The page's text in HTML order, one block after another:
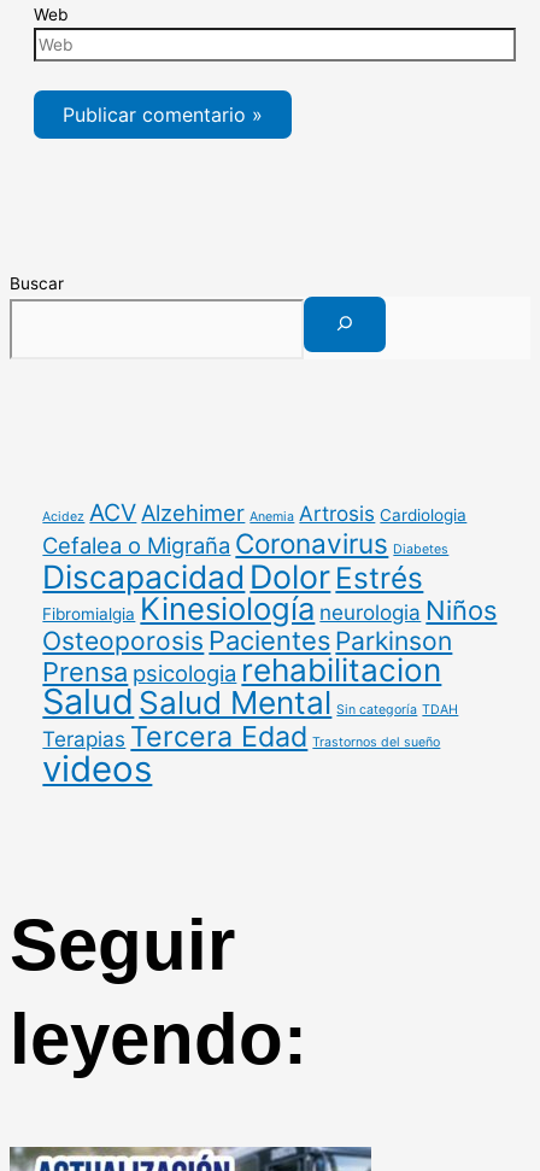
Web
Buscar
Acidez ACV Alzehimer Anemia Artrosis Cardiologia
Cefalea o Migraña Coronavirus Diabetes
Discapacidad Dolor Estrés
Fibromialgia Kinesiología neurologia Niños
Osteoporosis Pacientes Parkinson
Prensa psicologia rehabilitacion
Salud Salud Mental Sin categoría TDAH
Terapias Tercera Edad Trastornos del sueño
videos
Seguir
leyendo: